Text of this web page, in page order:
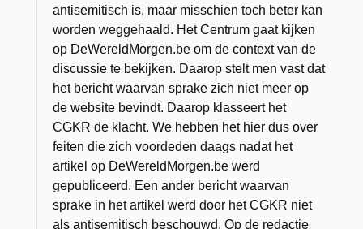
antisemitisch is, maar misschien toch beter kan
worden weggehaald. Het Centrum gaat kijken
op DeWereldMorgen.be om de context van de
discussie te bekijken. Daarop stelt men vast dat
het bericht waarvan sprake zich niet meer op
de website bevindt. Daarop klasseert het
CGKR de klacht. We hebben het hier dus over
feiten die zich voordeden daags nadat het
artikel op DeWereldMorgen.be werd
gepubliceerd. Een ander bericht waarvan
sprake in het artikel werd door het CGKR niet
als antisemitisch beschouwd. Op de redactie